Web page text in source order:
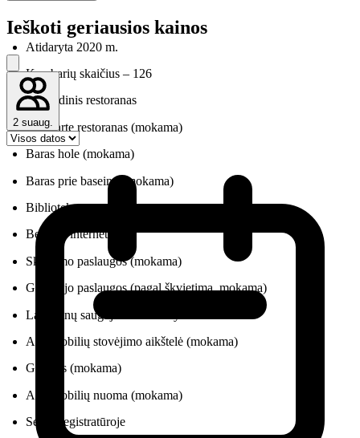
Atidaryta 2020 m.
Kambarių skaičius – 126
Pagrindinis restoranas
A'la carte restoranas (mokama)
Baras hole (mokama)
Baras prie baseino (mokama)
Biblioteka
Bevielis internetas
Skalbimo paslaugos (mokama)
Gydytojo paslaugos (pagal škvietimą, mokama)
Lagaminų saugojimo kambarys
Automobilių stovėjimo aikštelė (mokama)
Garažas (mokama)
Automobilių nuoma (mokama)
Seifas registratūroje
Ieškoti geriausios kainos
2 suaug.